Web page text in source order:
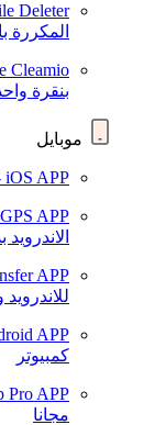
Deleter
المكررة
Cleamio
بنقرة
موبايل
APP
APP
APP
للاندرويد
APP
كمبيوتر
Pro APP
مجانا